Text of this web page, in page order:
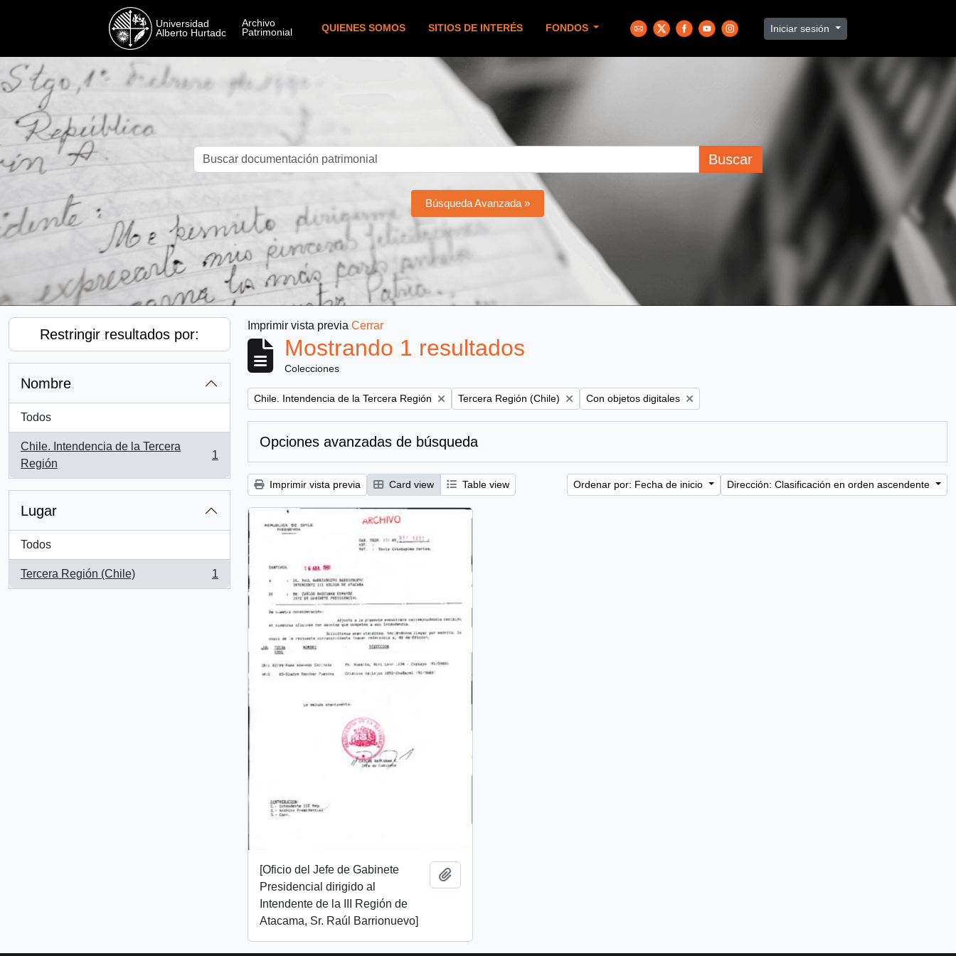
QUIENES SOMOS SITIOS DE INTERÉS FONDOS Iniciar sesión
Buscar
Búsqueda Avanzada »
Restringir resultados por:
Nombre
Todos
Chile. Intendencia de la Tercera
Región
, 1 resultados
1
Lugar
Todos
Tercera Región (Chile)
, 1 resultados
1
Imprimir vista previa Cerrar
Mostrando 1 resultados
Colecciones
Remove filter:
Chile. Intendencia de la Tercera Región Remove filter:
Tercera Región (Chile) Remove filter:
Con objetos digitales
Opciones avanzadas de búsqueda
Imprimir vista previa Card view Table view Ordenar por: Fecha de inicio Dirección: Clasificación en orden ascendente
[Oficio del Jefe de Gabinete
Presidencial dirigido al
Intendente de la III Región de
Atacama, Sr. Raúl Barrionuevo]